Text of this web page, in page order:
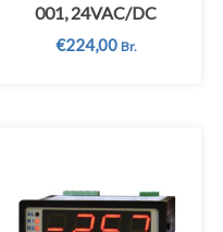
001, 24VAC/DC
€224,00 Br.